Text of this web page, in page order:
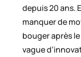
depuis 20 ans.
manquer de
bouger après
vague